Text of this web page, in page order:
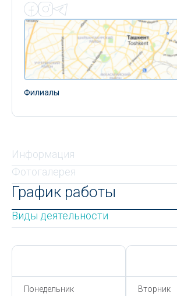
Филиалы
Информация
Фотогалерея
График работы
Виды деятельности
Понедельник
Вторник